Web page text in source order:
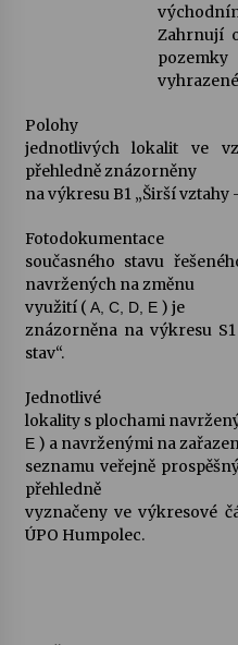
Zahrnují
pozemky
Polohy
jednotlivých lokalit ve
přehledně znázorněny
na výkresu B1 „Širší vztahy
Fotodokumentace
současného stavu
navržených na změnu
využití ( A, C, D, E) je
znázorněna na výkresu
stav“.
Jednotlivé
lokality s plochami
E) a navrženými na
seznamu veřejně
přehledně
vyznačeny ve výkresové
ÚPO Humpolec.